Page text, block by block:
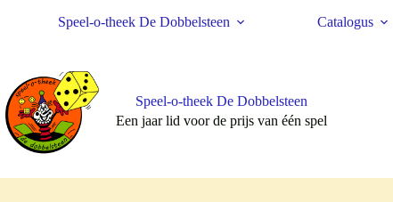
Speel-o-theek De Dobbelsteen Catalogus
Speel-o-theek De Dobbelsteen
Een jaar lid voor de prijs van één spel